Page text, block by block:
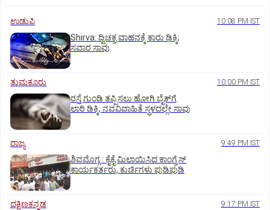
ಉಡುಪಿ 10:08 PM IST
Shirva: ದ್ವಿಚಕ್ರ ವಾಹನಕ್ಕೆ ಕಾರು ಢಿಕ್ಕಿ;
ಸವಾರ ಸಾವು
ತುಮಕೂರು 10:00 PM IST
ರಸ್ತೆ ಗುಂಡಿ ತಪ್ಪಿಸಲು ಹೋಗಿ ಬೈಕ್‌ಗೆ
ಲಾರಿ ಡಿಕ್ಕಿ, ನವವಿವಾಹಿತೆ ಸ್ಥಳದಲ್ಲೇ ಸಾವು
ರಾಜ್ಯ 9:49 PM IST
ಶಿವಮೊಗ್ಗ : ಕೈಕೈ ಮಿಲಾಯಿಸಿದ ಕಾಂಗ್ರೆಸ್
ಕಾರ್ಯಕರ್ತರು, ಕುರ್ಚಿಗಳು ಪುಡಿಪುಡಿ
ದಕ್ಷಿಣಕನ್ನಡ 9:17 PM IST